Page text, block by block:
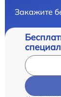
Закажите